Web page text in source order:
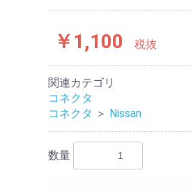
￥1,100 税抜
関連カテゴリ
コネクタ
コネクタ ＞ Nissan
数量